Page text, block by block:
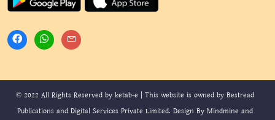
© 2022 All Rights Reserved by ketab-e | This website is owned by Bestread
Publications and Digital Services Private Limited. Design By Mindmine and